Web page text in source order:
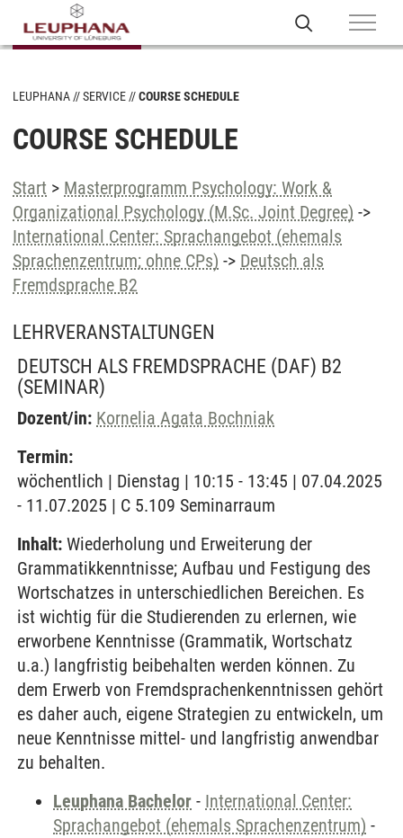
LEUPHANA SERVICE COURSE SCHEDULE
COURSE SCHEDULE
Start > Masterprogramm Psychology: Work &
Organizational Psychology (M.Sc. Joint Degree) ->
International Center: Sprachangebot (ehemals
Sprachenzentrum; ohne CPs) -> Deutsch als
Fremdsprache B2
LEHRVERANSTALTUNGEN
DEUTSCH ALS FREMDSPRACHE (DAF) B2
(SEMINAR)
Dozent/in: Kornelia Agata Bochniak
Termin:
wöchentlich | Dienstag | 10:15 - 13:45 | 07.04.2025
- 11.07.2025 | C 5.109 Seminarraum
Inhalt: Wiederholung und Erweiterung der
Grammatikkenntnisse; Aufbau und Festigung des
Wortschatzes in unterschiedlichen Bereichen. Es
ist wichtig für die Studierenden zu erlernen, wie
erworbene Kenntnisse (Grammatik, Wortschatz
u.a.) langfristig beibehalten werden können. Zu
dem Erwerb von Fremdsprachenkenntnissen gehört
es daher auch, eigene Strategien zu entwickeln, um
neue Kenntnisse mittel- und langfristig anwendbar
zu behalten.
Leuphana Bachelor - International Center:
Sprachangebot (ehemals Sprachenzentrum) -